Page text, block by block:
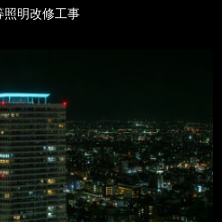
照明改修工事